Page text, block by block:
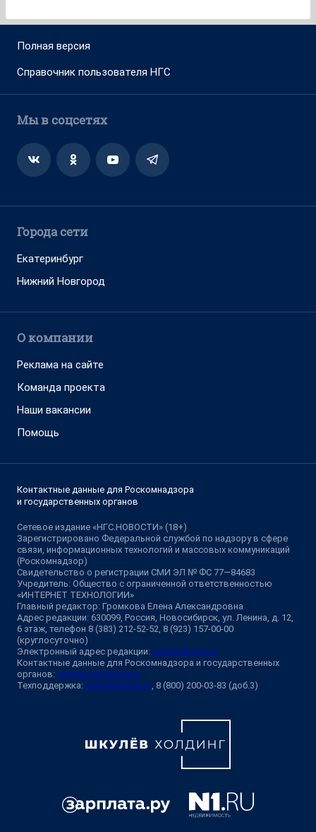
Полная версия
Справочник пользователя НГС
Мы в соцсетях
Города сети
Екатеринбург
Нижний Новгород
О компании
Реклама на сайте
Команда проекта
Наши вакансии
Помощь
Контактные данные для Роскомнадзора
и государственных органов
Сетевое издание «НГС.НОВОСТИ» (18+)
Зарегистрировано Федеральной службой по надзору в сфере
связи, информационных технологий и массовых коммуникаций
(Роскомнадзор)
Свидетельство о регистрации СМИ ЭЛ № ФС 77—84683
Учредитель: Общество с ограниченной ответственностью
«ИНТЕРНЕТ ТЕХНОЛОГИИ»
Главный редактор: Громкова Елена Александровна
Адрес редакции: 630099, Россия, Новосибирск, ул. Ленина, д. 12,
6 этаж, телефон 8 (383) 212-52-52, 8 (923) 157-00-00
(круглосуточно)
Электронный адрес редакции: ngs@shkulev.ru
Контактные данные для Роскомнадзора и государственных
органов: juristnsk@shkulev.ru
Техподдержка: help@shkulev.ru, 8 (800) 200-03-83 (доб.3)